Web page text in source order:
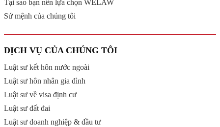
Tại sao bạn nên lựa chọn WELAW
Sứ mệnh của chúng tôi
DỊCH VỤ CỦA CHÚNG TÔI
Luật sư kết hôn nước ngoài
Luật sư hôn nhân gia đình
Luật sư về visa định cư
Luật sư đất đai
Luật sư doanh nghiệp & đầu tư